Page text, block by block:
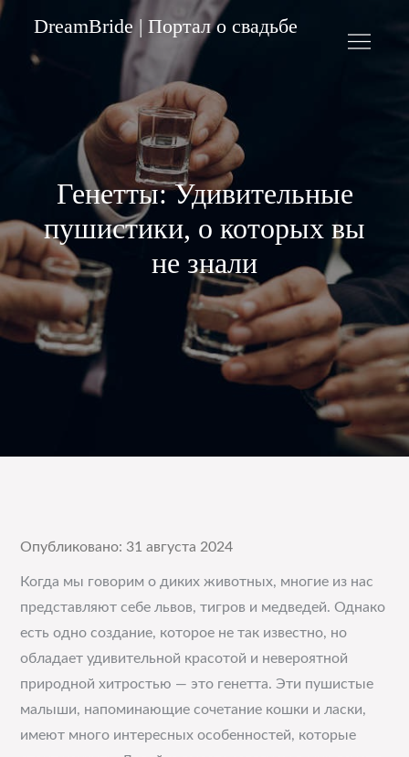
Skip
content
DreamBride | Портал о свадьбе
Генетты: Удивительные
пушистики, о которых вы
не знали
Опубликовано: 31 августа 2024
Когда мы говорим о диких животных, многие из нас
представляют себе львов, тигров и медведей. Однако
есть одно создание, которое не так известно, но
обладает удивительной красотой и невероятной
природной хитростью — это генетта. Эти пушистые
малыши, напоминающие сочетание кошки и ласки,
имеют много интересных особенностей, которые